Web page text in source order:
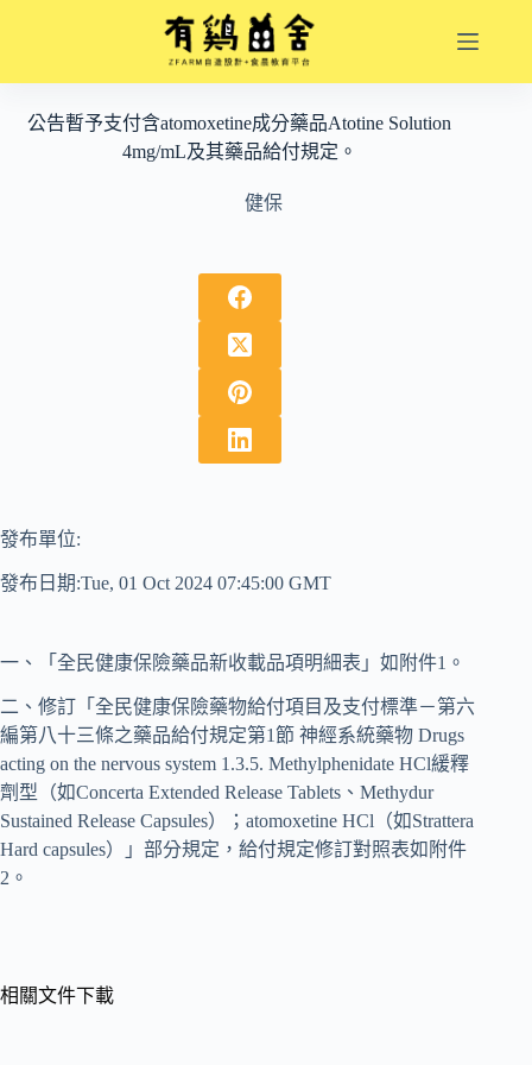
公告暫予支付含atomoxetine成分藥品Atotine Solution
4mg/mL及其藥品給付規定。
健保
發布單位:
發布日期:Tue, 01 Oct 2024 07:45:00 GMT
一、「全民健康保險藥品新收載品項明細表」如附件1。
二、修訂「全民健康保險藥物給付項目及支付標準－第六
編第八十三條之藥品給付規定第1節 神經系統藥物 Drugs
acting on the nervous system 1.3.5. Methylphenidate HCl緩釋
劑型（如Concerta Extended Release Tablets、Methydur
Sustained Release Capsules）；atomoxetine HCl（如Strattera
Hard capsules）」部分規定，給付規定修訂對照表如附件
2。
相關文件下載